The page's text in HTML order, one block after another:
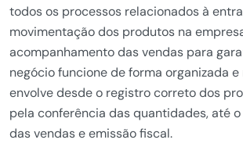
todos os processos relacionados à
movimentação dos produtos na
acompanhamento das vendas para
negócio funcione de forma organizada e
envolve desde o registro correto dos
pela conferência das quantidades, até
das vendas e emissão fiscal.